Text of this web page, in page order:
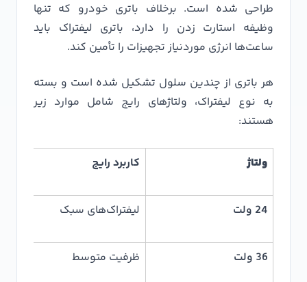
طراحی شده است. برخلاف باتری خودرو که تنها
وظیفه استارت زدن را دارد، باتری لیفتراک باید
ساعت‌ها انرژی موردنیاز تجهیزات را تأمین کند.
هر باتری از چندین سلول تشکیل شده است و بسته
به نوع لیفتراک، ولتاژهای رایج شامل موارد زیر
هستند:
ولتاژ کاربرد رایج
24 ولت لیفتراک‌های سبک
36 ولت ظرفیت متوسط